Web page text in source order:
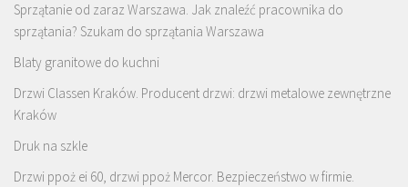
Sprzątanie od zaraz Warszawa. Jak znaleźć pracownika do
sprzątania? Szukam do sprzątania Warszawa
Blaty granitowe do kuchni
Drzwi Classen Kraków. Producent drzwi: drzwi metalowe zewnętrzne
Kraków
Druk na szkle
Drzwi ppoż ei 60, drzwi ppoż Mercor. Bezpieczeństwo w firmie.